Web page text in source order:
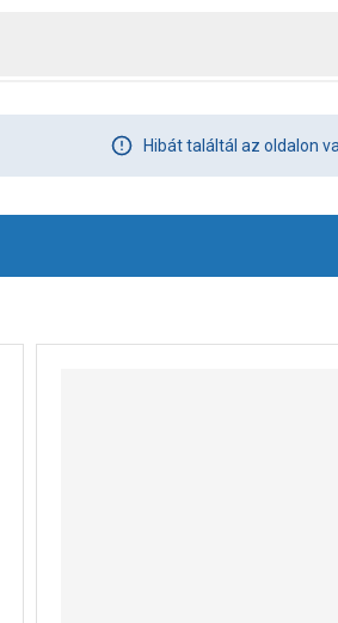
Hibát találtál az oldalon